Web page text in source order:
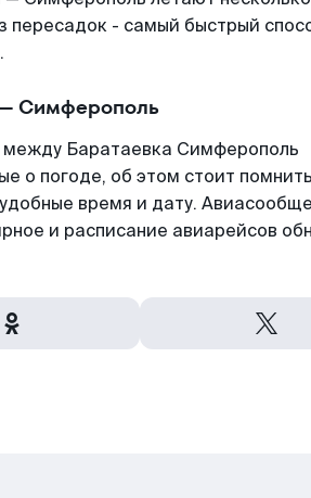
пересадок - самый быстрый
Симферополь
Баратаевка Симферополь
о погоде, об этом стоит
время и дату.
и расписание авиарейсов